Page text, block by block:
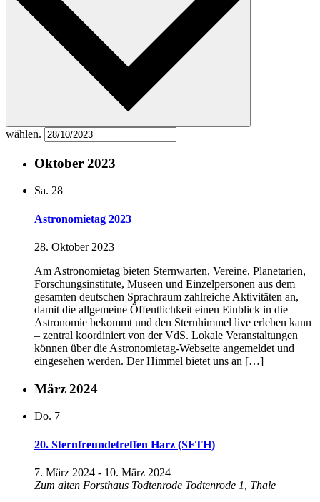
wählen.
Oktober 2023
Sa. 28
Astronomietag 2023
28. Oktober 2023
Am Astronomietag bieten Sternwarten, Vereine, Planetarien,
Forschungsinstitute, Museen und Einzelpersonen aus dem
gesamten deutschen Sprachraum zahlreiche Aktivitäten an,
damit die allgemeine Öffentlichkeit einen Einblick in die
Astronomie bekommt und den Sternhimmel live erleben kann
– zentral koordiniert von der VdS. Lokale Veranstaltungen
können über die Astronomietag-Webseite angemeldet und
eingesehen werden. Der Himmel bietet uns an […]
März 2024
Do. 7
20. Sternfreundetreffen Harz (SFTH)
7. März 2024 - 10. März 2024
Zum alten Forsthaus Todtenrode Todtenrode 1, Thale